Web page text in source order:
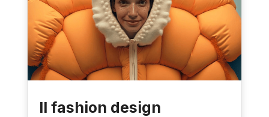
Il fashion design